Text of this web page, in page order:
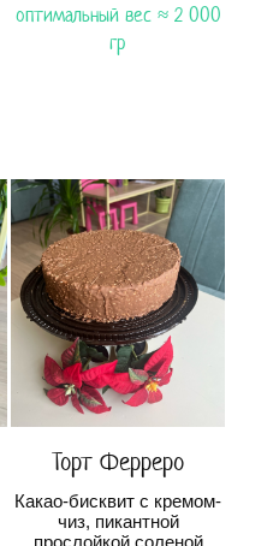
оптимальный вес ≈ 2 000
гр
Торт Ферреро
Какао-бисквит с кремом-
чиз, пикантной